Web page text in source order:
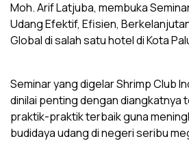
Moh. Arif Latjuba, membuka
Udang Efektif, Efisien,
Global di salah satu hotel di Kota
Seminar yang digelar Shrimp Club
dinilai penting dengan diangkatnya
praktik-praktik terbaik guna
budidaya udang di negeri seribu